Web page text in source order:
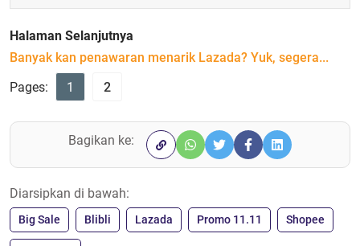
Halaman Selanjutnya
Banyak kan penawaran menarik Lazada? Yuk, segera...
Pages:
1 2
Bagikan ke:
Diarsipkan di bawah:
Big Sale Blibli Lazada Promo 11.11 Shopee